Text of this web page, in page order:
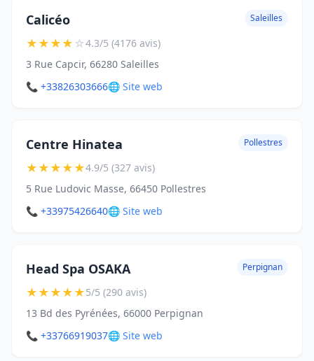
Calicéo Saleilles
★★★★☆4.3/5 (4176 avis)
3 Rue Capcir, 66280 Saleilles
📞 +33826303666🌐 Site web
Centre Hinatea Pollestres
★★★★★4.9/5 (327 avis)
5 Rue Ludovic Masse, 66450 Pollestres
📞 +33975426640🌐 Site web
Head Spa OSAKA Perpignan
★★★★★5/5 (290 avis)
13 Bd des Pyrénées, 66000 Perpignan
📞 +33766919037🌐 Site web